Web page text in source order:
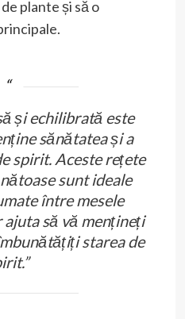
plante și să o
și echilibrată este
sănătatea și a
spirit. Aceste rețete
sunt ideale
între mesele
să vă mențineți
starea de